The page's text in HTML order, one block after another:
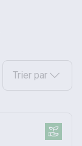
Trier par